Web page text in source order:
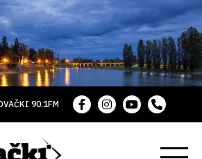
90.1FM